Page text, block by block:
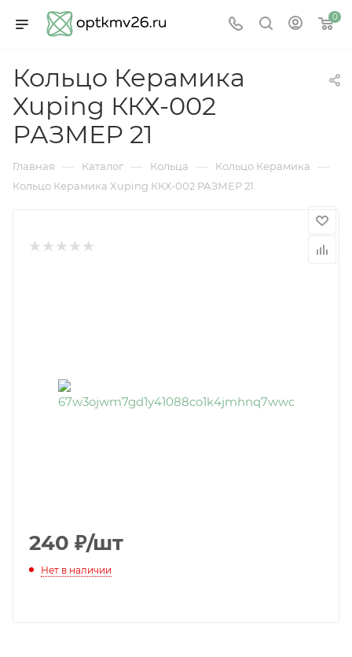
0
Кольцо Керамика
Xuping ККХ-002
РАЗМЕР 21
Главная — Каталог — Кольца — Кольцо Керамика —
Кольцо Керамика Xuping ККХ-002 РАЗМЕР 21
240 ₽/шт
Нет в наличии